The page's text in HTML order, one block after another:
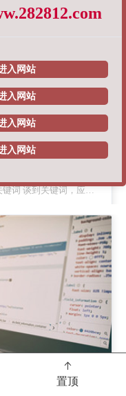
置顶
入网站
入网站
入网站
入网站
可以(很多新手站长根
词 谈到关键词，应该
在某些方面是独一无二